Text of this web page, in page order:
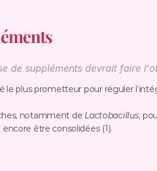
de suppléments devrait faire
le plus prometteur pour réguler
notamment de Lactobacillus,
être consolidées (1).